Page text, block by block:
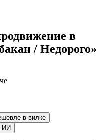
в
/ Недорого»
в вилке
ИИ